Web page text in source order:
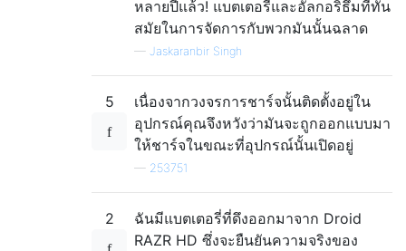
หลายปีแล้ว! แบตเตอรี่และอัลกอริธึมที่ทัน
สมัยในการจัดการกับพวกมันนั้นฉลาด
— Jaskaranbir Singh
5
เนื่องจากวงจรการชาร์จนั้นติดตั้งอยู่ใน
อุปกรณ์คุณจึงหวังว่ามันจะถูกออกแบบมา
ให้ชาร์จในขณะที่อุปกรณ์นั้นเปิดอยู่
— 253751
2
ฉันมีแบตเตอรี่ที่ดึงออกมาจาก Droid
RAZR HD ซึ่งจะยืนยันความจริงของ